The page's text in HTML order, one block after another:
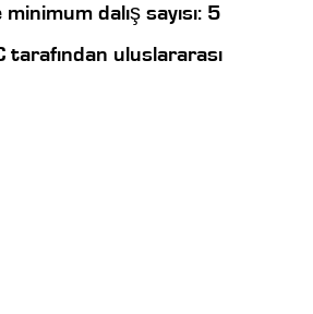
dalış sayısı: 5
tarafından uluslararası